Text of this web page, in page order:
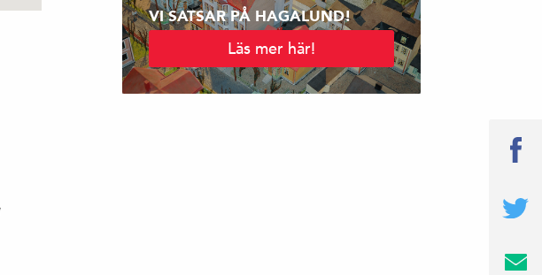
VI SATSAR PÅ HAGALUND!
Läs mer här!